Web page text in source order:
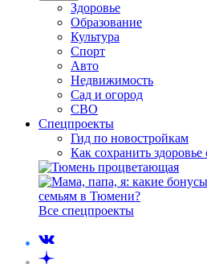
Здоровье
Образование
Культура
Спорт
Авто
Недвижимость
Сад и огород
СВО
Спецпроекты
Гид по новостройкам
Как сохранить
Все спецпроекты